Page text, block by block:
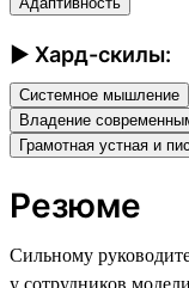
► Хард-скилы:
Системное мышление
Владение
Грамотная устная и
Резюме
Сильному
у сотрудников